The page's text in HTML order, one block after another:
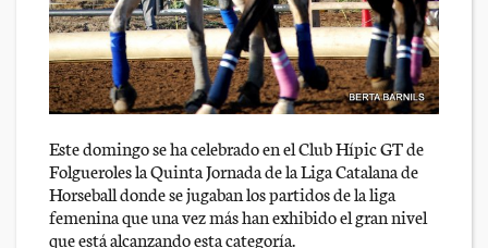
Este domingo se ha celebrado en el Club Hípic GT de
Folgueroles la Quinta Jornada de la Liga Catalana de
Horseball donde se jugaban los partidos de la liga
femenina que una vez más han exhibido el gran nivel
que está alcanzando esta categoría.